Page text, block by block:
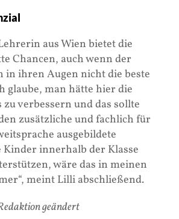
aus Wien bietet die
Chancen, auch wenn der
in ihren Augen nicht die beste
glaube, man hätte hier die
zu verbessern und das sollte
zusätzliche und fachlich für
ausgebildete
innerhalb der Klasse
wäre das in meinen
meint Lilli abschließend.
geändert